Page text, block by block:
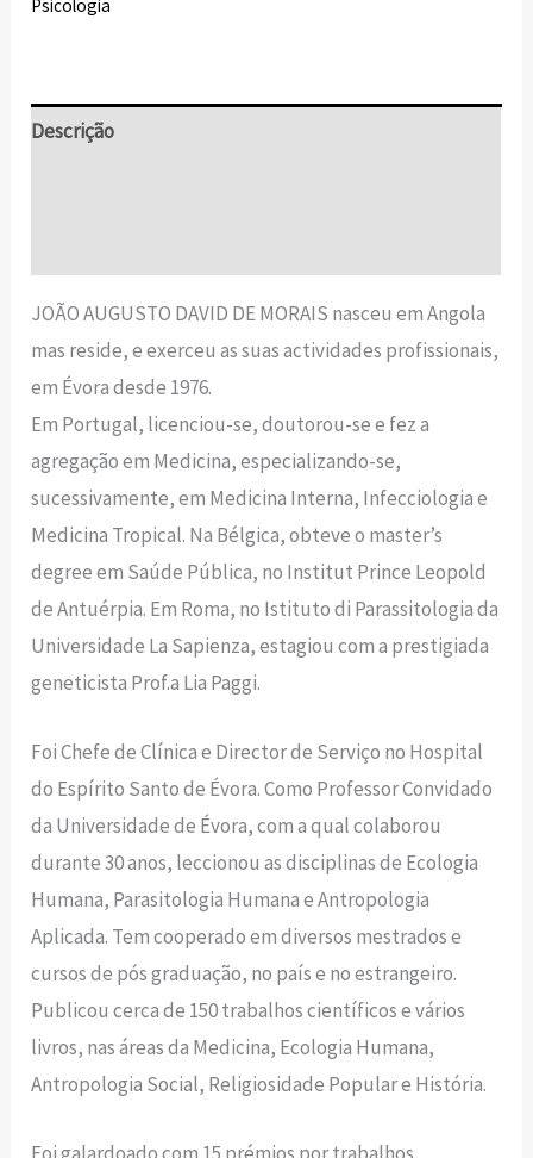
Psicologia
Descrição
JOÃO AUGUSTO DAVID DE MORAIS nasceu em Angola
mas reside, e exerceu as suas actividades profissionais,
em Évora desde 1976.
Em Portugal, licenciou-se, doutorou-se e fez a
agregação em Medicina, especializando-se,
sucessivamente, em Medicina Interna, Infecciologia e
Medicina Tropical. Na Bélgica, obteve o master’s
degree em Saúde Pública, no Institut Prince Leopold
de Antuérpia. Em Roma, no Istituto di Parassitologia da
Universidade La Sapienza, estagiou com a prestigiada
geneticista Prof.a Lia Paggi.
Foi Chefe de Clínica e Director de Serviço no Hospital
do Espírito Santo de Évora. Como Professor Convidado
da Universidade de Évora, com a qual colaborou
durante 30 anos, leccionou as disciplinas de Ecologia
Humana, Parasitologia Humana e Antropologia
Aplicada. Tem cooperado em diversos mestrados e
cursos de pós graduação, no país e no estrangeiro.
Publicou cerca de 150 trabalhos científicos e vários
livros, nas áreas da Medicina, Ecologia Humana,
Antropologia Social, Religiosidade Popular e História.